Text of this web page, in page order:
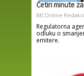
Četiri minute
MCOnline
Regulatorna
odluku o
emitere.